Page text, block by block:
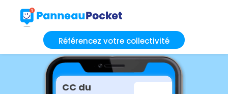
Référencez votre collectivité
CC du